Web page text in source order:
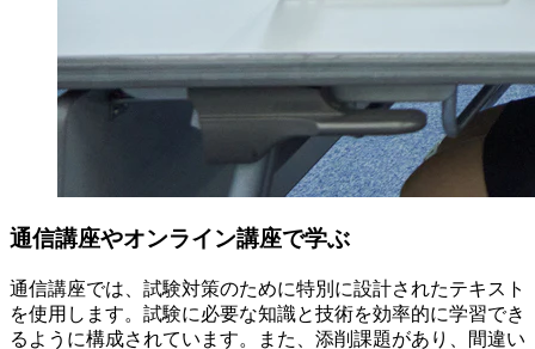
通信講座やオンライン講座で学ぶ
通信講座では、試験対策のために特別に設計されたテキスト
を使用します。試験に必要な知識と技術を効率的に学習でき
るように構成されています。また、添削課題があり、間違い